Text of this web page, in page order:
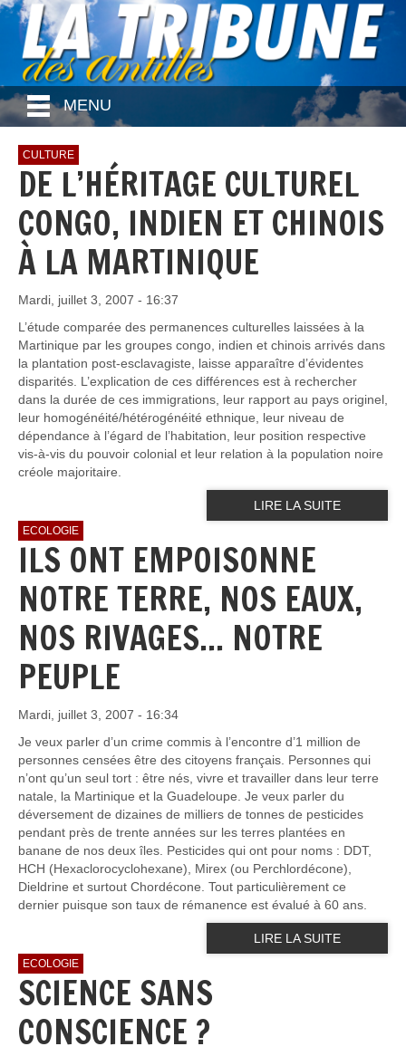
MENU
CULTURE
DE L’HÉRITAGE CULTUREL
CONGO, INDIEN ET CHINOIS
À LA MARTINIQUE
Mardi, juillet 3, 2007 - 16:37
L’étude comparée des permanences culturelles laissées à la
Martinique par les groupes congo, indien et chinois arrivés dans
la plantation post-esclavagiste, laisse apparaître d’évidentes
disparités. L’explication de ces différences est à rechercher
dans la durée de ces immigrations, leur rapport au pays originel,
leur homogénéité/hétérogénéité ethnique, leur niveau de
dépendance à l’égard de l’habitation, leur position respective
vis-à-vis du pouvoir colonial et leur relation à la population noire
créole majoritaire.
LIRE LA SUITE
ECOLOGIE
ILS ONT EMPOISONNE
NOTRE TERRE, NOS EAUX,
NOS RIVAGES... NOTRE
PEUPLE
Mardi, juillet 3, 2007 - 16:34
Je veux parler d’un crime commis à l’encontre d’1 million de
personnes censées être des citoyens français. Personnes qui
n’ont qu’un seul tort : être nés, vivre et travailler dans leur terre
natale, la Martinique et la Guadeloupe. Je veux parler du
déversement de dizaines de milliers de tonnes de pesticides
pendant près de trente années sur les terres plantées en
banane de nos deux îles. Pesticides qui ont pour noms : DDT,
HCH (Hexaclorocyclohexane), Mirex (ou Perchlordécone),
Dieldrine et surtout Chordécone. Tout particulièrement ce
dernier puisque son taux de rémanence est évalué à 60 ans.
LIRE LA SUITE
ECOLOGIE
SCIENCE SANS
CONSCIENCE ?